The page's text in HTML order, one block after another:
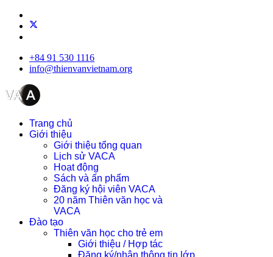
+84 91 530 1116
info@thienvanvietnam.org
Trang chủ
Giới thiệu
Giới thiệu tổng quan
Lịch sử VACA
Hoạt động
Sách và ấn phẩm
Đăng ký hội viên VACA
20 năm Thiên văn học và
VACA
Đào tạo
Thiên văn học cho trẻ em
Giới thiệu / Hợp tác
Đăng ký/nhận thông tin lớp